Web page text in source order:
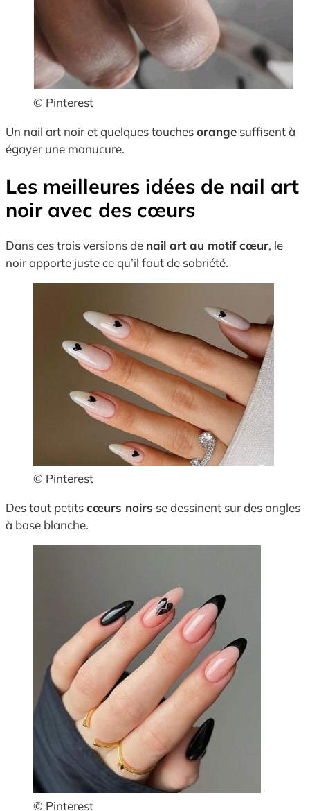
© Pinterest
Un nail art noir et quelques touchesorange suffisent à
égayer une manucure.
Les meilleures idées de nail art
noir avec des cœurs
Dans ces trois versions de nail art au motif cœur, le
noir apporte juste ce qu’il faut de sobriété.
© Pinterest
Des tout petitscœurs noirs se dessinent sur des ongles
à base blanche.
© Pinterest